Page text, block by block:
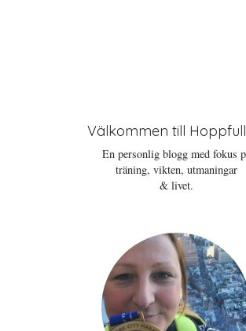
Välkommen till
En personlig blogg med fokus
träning, vikten, utmaningar
& livet.